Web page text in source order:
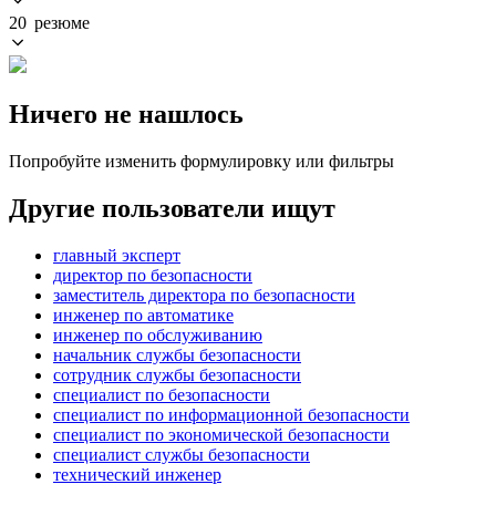
20 резюме
Ничего не нашлось
Попробуйте изменить формулировку или фильтры
Другие пользователи ищут
главный эксперт
директор по безопасности
заместитель директора по безопасности
инженер по автоматике
инженер по обслуживанию
начальник службы безопасности
сотрудник службы безопасности
специалист по безопасности
специалист по информационной безопасности
специалист по экономической безопасности
специалист службы безопасности
технический инженер